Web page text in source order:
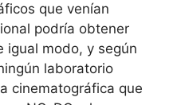
que venían
podría obtener
igual modo, y según
laboratorio
cinematográfica que